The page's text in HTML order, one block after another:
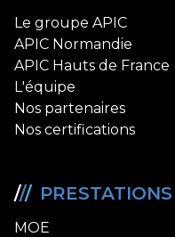
Le groupe APIC
APIC Normandie
APIC Hauts de France
L'équipe
Nos partenaires
Nos certifications
/// PRESTATIONS
MOE